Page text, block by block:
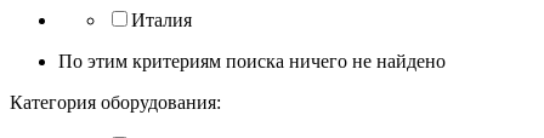
Италия
По этим критериям поиска ничего не найдено
Категория оборудования: